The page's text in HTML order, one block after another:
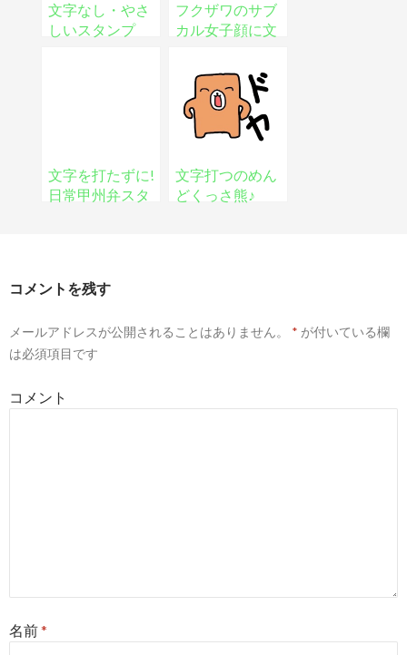
文字なし・やさ
しいスタンプ
フクザワのサブ
カル女子顔に文
文字を打たずに!
日常甲州弁スタ
文字打つのめん
どくっさ熊♪
コメントを残す
メールアドレスが公開されることはありません。 * が付いている欄
は必須項目です
コメント
名前*